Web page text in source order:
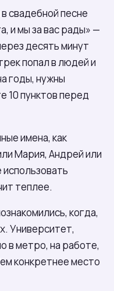
свадебной песне
и мы за вас рады» —
десять минут
попал в людей и
годы, нужны
10 пунктов перед
имена, как
Мария, Андрей или
теплее.
когда,
Университет,
в метро, на работе,
конкретнее место